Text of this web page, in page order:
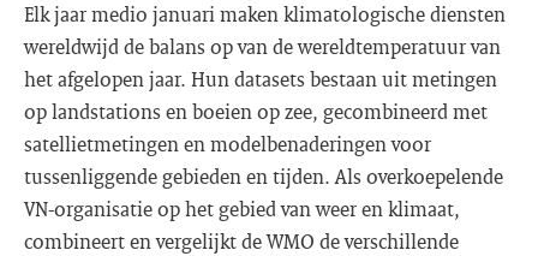
Elk jaar medio januari maken klimatologische diensten
wereldwijd de balans op van de wereldtemperatuur van
het afgelopen jaar. Hun datasets bestaan uit metingen
op landstations en boeien op zee, gecombineerd met
satellietmetingen en modelbenaderingen voor
tussenliggende gebieden en tijden. Als overkoepelende
VN-organisatie op het gebied van weer en klimaat,
combineert en vergelijkt de WMO de verschillende